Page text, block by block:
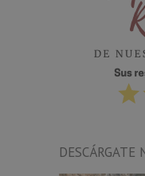
DESCÁRGATE